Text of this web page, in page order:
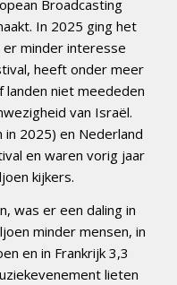
Broadcasting
In 2025 ging het
minder interesse
heeft onder meer
niet meededen
van Israël.
2025) en Nederland
en waren vorig jaar
kijkers.
was er een daling in
minder mensen, in
en in Frankrijk 3,3
lieten